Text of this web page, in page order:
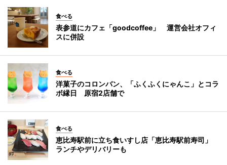
食べる
表参道にカフェ「goodcoffee」 運営会社オフィ
スに併設
食べる
洋菓子のコロンバン、「ふくふくにゃんこ」とコラ
ボ縁日 原宿2店舗で
食べる
恵比寿駅前に立ち食いすし店「恵比寿駅前寿司」
ランチやデリバリーも